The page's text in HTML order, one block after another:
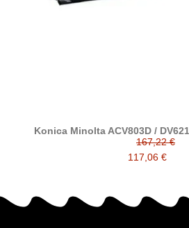
Konica Minolta ACV803D /
reciclado
167,22 €
117,06 €